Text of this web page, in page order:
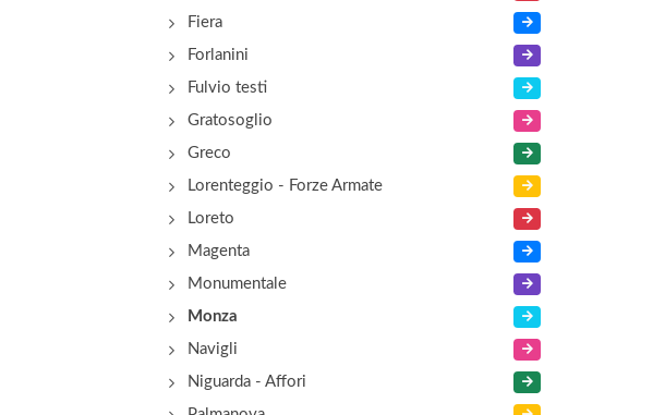
Fiera
Forlanini
Fulvio testi
Gratosoglio
Greco
Lorenteggio - Forze Armate
Loreto
Magenta
Monumentale
Monza
Navigli
Niguarda - Affori